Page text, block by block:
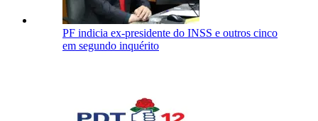
PF indicia ex-presidente do INSS e outros cinco
em segundo inquérito